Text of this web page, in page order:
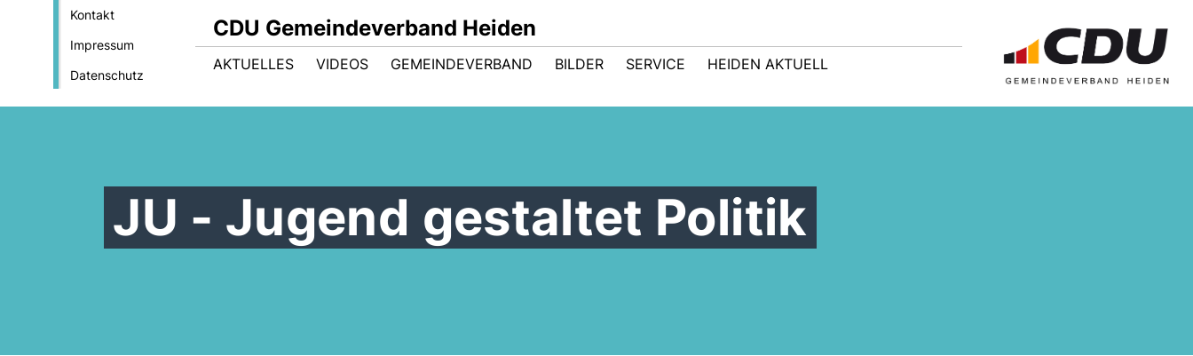
Kontakt
Impressum
Datenschutz
CDU Gemeindeverband Heiden
AKTUELLES VIDEOS GEMEINDEVERBAND BILDER SERVICE HEIDEN AKTUELL
JU - Jugend gestaltet Politik